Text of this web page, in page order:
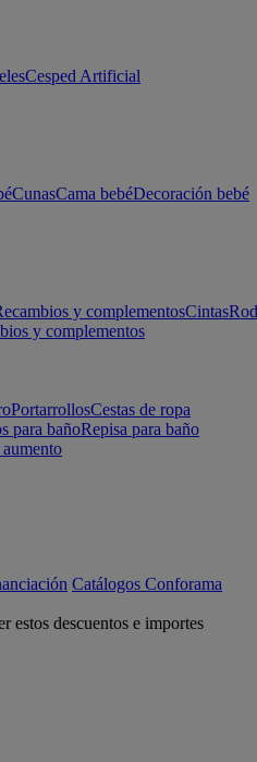
Cesped Artificial
CunasCama bebéDecoración bebé
y complementosCintas
y complementos
PortarrollosCestas de ropa
para bañoRepisa para baño
Catálogos Conforama
estos descuentos e importes